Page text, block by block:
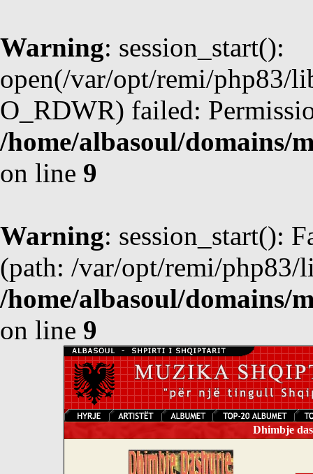
Warning: session_start():
open(/var/opt/remi/php83/
O_RDWR) failed:
/home/albasoul/domains/
on line 9
Warning: session_start():
(path: /var/opt/remi/php83/
/home/albasoul/domains/
on line 9
Dhimbje